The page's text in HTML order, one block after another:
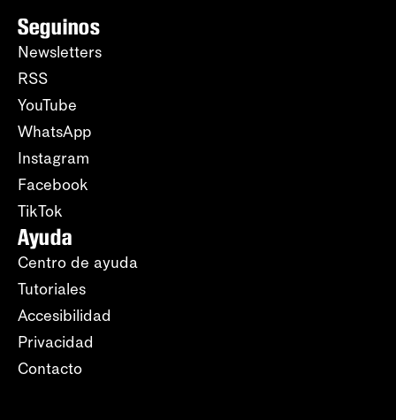
Seguinos
Newsletters
RSS
YouTube
WhatsApp
Instagram
Facebook
TikTok
Ayuda
Centro de ayuda
Tutoriales
Accesibilidad
Privacidad
Contacto